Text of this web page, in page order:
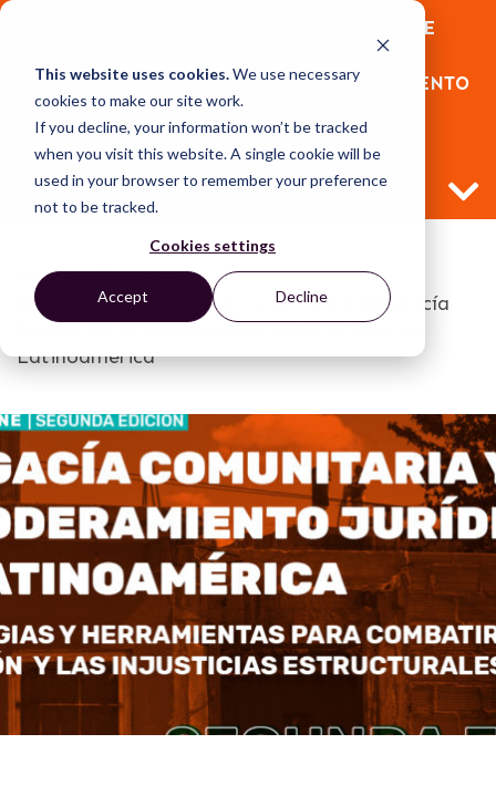
This website uses cookies.We use necessary
cookies to make our site work.
If you decline, your information won’t be tracked
when you visit this website. A single cookie will be
used in your browser to remember your preference
not to be tracked.
Cookies settings
Accept Decline
REGISTRA TU INTERÉS EN EL CURSO ONLINE
ABOGACÍA COMUNITARIA Y EMPODERAMIENTO
JURÍDICO EN LATINOAMÉRICA
Home / Connect /
Registra tu interés en el curso online Abogacía
Comunitaria y Empoderamiento Jurídico en
Latinoamérica